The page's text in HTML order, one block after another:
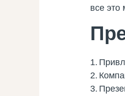
все это